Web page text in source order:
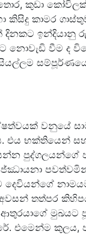
කුඩා කෝවිලක්
කාමර
ඉන්දියානු
නොවැඩි වීම
වනුයේ
භක්තියෙන්
පුද්ගලයන්ගේ
දෙවියන්ගේ
අවසන් තත්පර
මුඛයට
එමෙන්ම